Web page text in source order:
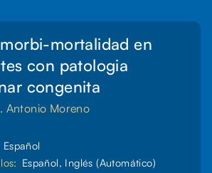
mortalidad en
con patologia
congenita
Antonio Moreno
Español
Español, Inglés (Automático)